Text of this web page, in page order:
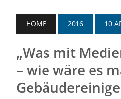
HOME 2016 10
„Was mit
– wie wäre es